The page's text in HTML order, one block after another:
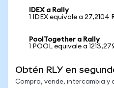
IDEX a Rally
1 IDEX equivale a 27,2104
PoolTogether a Rally
1 POOL equivale a
Obtén RLY en
Compra, vende, intercambia y